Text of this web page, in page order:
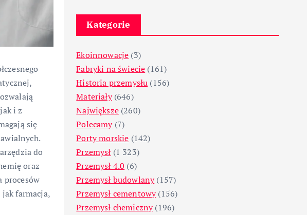
i z
się
do
oraz
procesów
farmacja,
Kategorie
Ekoinnowacje (3)
Fabryki na świecie (161)
Historia przemysłu (156)
Materiały(646)
Największe(260)
Polecamy(7)
Porty morskie (142)
Przemysł (1 323)
Przemysł 4.0 (6)
Przemysł budowlany(157)
Przemysł cementowy(156)
Przemysł chemiczny(196)